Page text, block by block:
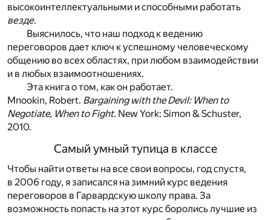
высокоинтеллектуальными и способными работать
везде.
Выяснилось, что наш подход к ведению
переговоров дает ключ к успешному человеческому
общению во всех областях, при любом взаимодействии
и в любых взаимоотношениях.
Эта книга о том, как он работает.
Mnookin, Robert. Bargaining with the Devil: When to
Negotiate, When to Fight. New York: Simon & Schuster,
2010.
Самый умный тупица в классе
Чтобы найти ответы на все свои вопросы, год спустя,
в 2006 году, я записался на зимний курс ведения
переговоров в Гарвардскую школу права. За
возможность попасть на этот курс боролись лучшие из